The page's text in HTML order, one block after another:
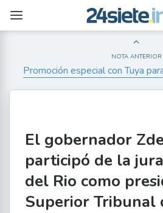
NOTA ANTERIOR
Promoción especial con Tuya
El gobernador
participó de la
del Rio como
Superior Tribunal